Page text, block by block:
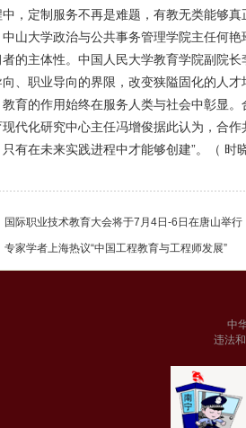
，定制服务不再是难题，有教无类能够真
中山大学政治与公共事务管理学院主任何
者的主体性。中国人民大学教育学院副院
向、职业导向的界限，改变狭隘固化的人
教育的作用始终在服务人类与社会中彰显
现代化研究中心主任冯增俊据此认为，合
有在未来实践进程中才能够创建”。（ 时晓
国际职业技术教育大会将于7月4日-6日在唐山举行
专家学者上海热议“中国工程教育与工程师发展”
中
违法